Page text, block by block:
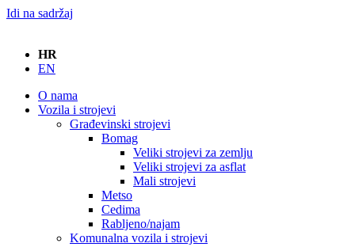
Idi na sadržaj
HR
EN
O nama
Vozila i strojevi
Građevinski strojevi
Bomag
Veliki strojevi za zemlju
Veliki strojevi za asflat
Mali strojevi
Metso
Cedima
Rabljeno/najam
Komunalna vozila i strojevi